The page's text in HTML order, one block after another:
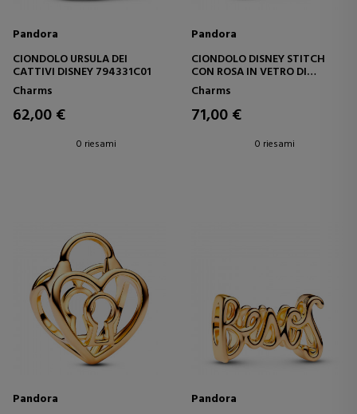
Pandora
CIONDOLO URSULA DEI
CATTIVI DISNEY 794331C01
Charms
62,00 €
0 riesami
Pandora
CIONDOLO DISNEY STITCH
CON ROSA IN VETRO DI
MURANO 794378C01
Charms
71,00 €
0 riesami
Pandora
Pandora